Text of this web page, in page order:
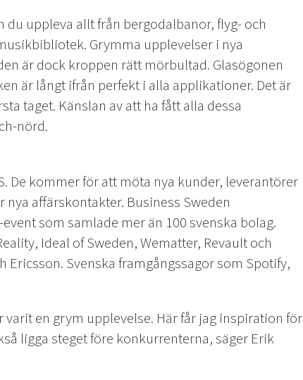
du uppleva allt från bergodalbanor, flyg- och
Grymma upplevelser i nya
är dock kroppen rätt mörbultad. Glasögonen
är långt ifrån perfekt i alla applikationer. Det är
taget. Känslan av att ha fått alla dessa
nörd.
De kommer för att möta nya kunder, leverantörer
affärskontakter. Business Sweden
som samlade mer än 100 svenska bolag.
Ideal of Sweden, Wematter, Revault och
Svenska framgångssagor som Spotify,
en grym upplevelse. Här får jag inspiration för
ligga steget före konkurrenterna, säger Erik